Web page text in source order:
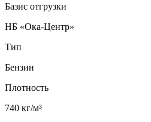
Базис отгрузки
НБ «Ока-Центр»
Тип
Бензин
Плотность
740 кг/м³